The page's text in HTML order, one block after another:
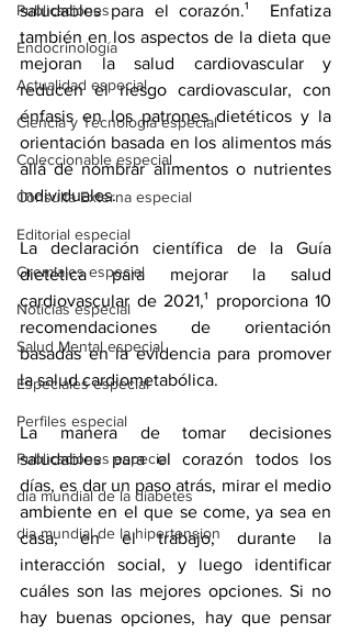
Publicaciones
Endocrinología
Actualidad especial
Ciencia y Tecnología especial
Coleccionable especial
Consulta Externa especial
Editorial especial
Gremiales especial
Noticias especial
Salud Mental especial
Especiales especial
Perfiles especial
Publicaciones especial
dia mundial de la diabetes
dia mundial de la hipertension
saludables para el corazón.¹  Enfatiza
también en los aspectos de la dieta que
mejoran la salud cardiovascular y
reducen el riesgo cardiovascular, con
énfasis en los patrones dietéticos y la
orientación basada en los alimentos más
allá de nombrar alimentos o nutrientes
individuales.
La declaración científica de la Guía
dietética para mejorar la salud
cardiovascular de 2021,¹ proporciona 10
recomendaciones de orientación
basadas en la evidencia para promover
la salud cardiometabólica.
La manera de tomar decisiones
saludables para el corazón todos los
días, es dar un paso atrás, mirar el medio
ambiente en el que se come, ya sea en
casa, en el trabajo, durante la
interacción social, y luego identificar
cuáles son las mejores opciones. Si no
hay buenas opciones, hay que pensar